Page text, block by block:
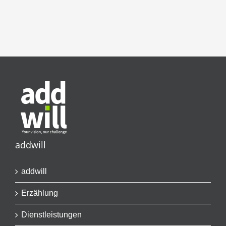
addwill
addwill
Erzählung
Dienstleistungen